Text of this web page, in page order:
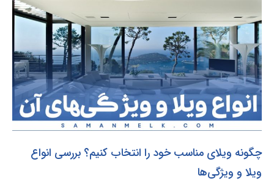
چگونه ویلای مناسب خود را انتخاب کنیم؟ بررسی انواع
ویلا و ویژگی‌ها